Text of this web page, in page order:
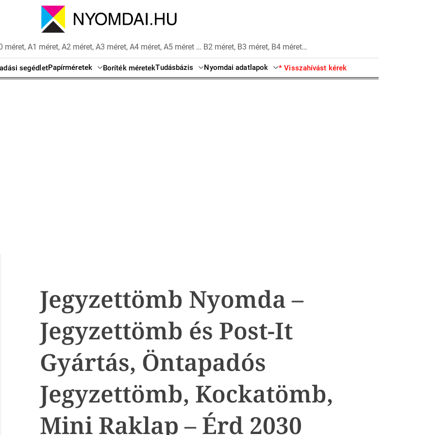
A1 méret, A2 méret, A3 méret, A4 méret, A5 méret … B2 méret, B3 méret, B4 méret…
segédletPapírméretek Boríték méretekTudásbázis Nyomdai adatlapok * Visszahívást kérek
Jegyzettömb Nyomda –
Jegyzettömb és Post-It
Gyártás, Öntapadós
Jegyzettömb, Kockatömb,
Mini Raklap – Érd 2030